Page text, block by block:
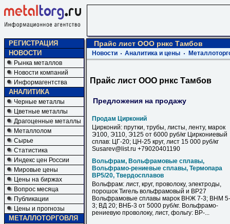
РЕГИСТРАЦИЯ
НОВОСТИ
Рынка металлов
Новости компаний
Информагентства
АНАЛИТИКА
Черные металлы
Цветные металлы
Драгоценные металлы
Металлолом
Сырье
Статистика
Индекс цен России
Мировые цены
Цены на биржах
Вопрос месяца
Публикации
Цены и прогнозы
МЕТАЛЛОТОРГОВЛЯ
Прайс лист ООО рнкс Тамбов
Новости Аналитика и цены
Прайс лист ООО рнкс Тамбов
Предложения на продажу
Продам Цирконий
Цирконий: прутки, трубы, листы, ленту, марок
Э100, Э110, Э125 от 6000 руб/кг Циркониевый
сплав: ЦГ-20; ЦН-25 круг, лист 15 000 руб/кг
Susarev@list.ru +79020401190
Вольфрам, Вольфрамовые сплавы,
Вольфрамо-рениевые сплавы, Термопара
ВР5/20, Твердосплавов
Вольфрам: лист, круг, проволоку, электроды,
порошок Тигель вольфрамовый и ВР27
Вольфрамовые сплавы марок ВНЖ 7-3; ВНМ 5-
3; ВД 20; ВНБ-3 от 5000 руб/кг. Вольфрамо-
рениевую проволоку, лист, фольгу: ВР-...